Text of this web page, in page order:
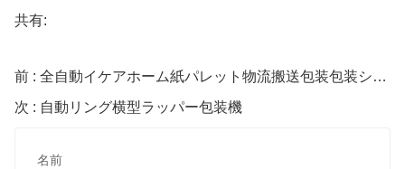
共有:
前 : 全自動イケアホーム紙パレット物流搬送包装包装システム
次 : 自動リング横型ラッパー包装機
名前